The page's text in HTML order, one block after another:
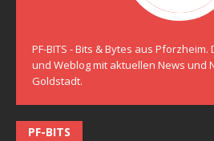
PF-BITS - Bits & Bytes aus
und Weblog mit aktuellen News und
Goldstadt.
PF-BITS